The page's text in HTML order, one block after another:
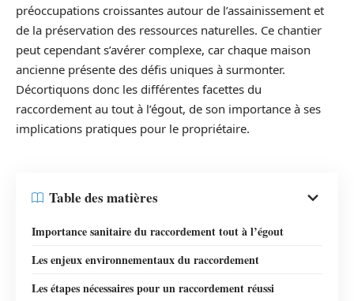
préoccupations croissantes autour de l’assainissement et
de la préservation des ressources naturelles. Ce chantier
peut cependant s’avérer complexe, car chaque maison
ancienne présente des défis uniques à surmonter.
Décortiquons donc les différentes facettes du
raccordement au tout à l’égout, de son importance à ses
implications pratiques pour le propriétaire.
Table des matières
Importance sanitaire du raccordement tout à l’égout
Les enjeux environnementaux du raccordement
Les étapes nécessaires pour un raccordement réussi